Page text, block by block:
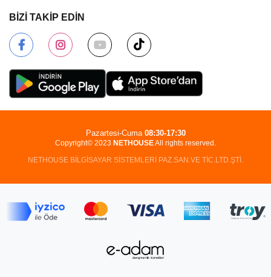
BİZİ TAKİP EDİN
Copyright© 2023 NETHOUSEAll rights reserved.
NETHOUSE BİLGİSAYAR SİSTEMLERİ PAZ.SAN.VE TİC.LTD.ŞTİ.
Pazartesi-Cuma 08:30-17:30